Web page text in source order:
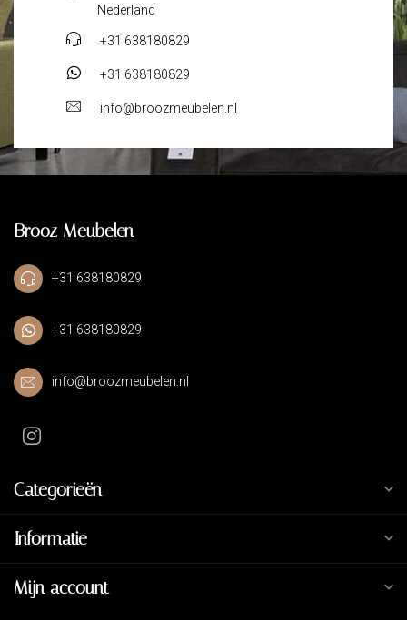
Nederland
+31 638180829
+31 638180829
info@broozmeubelen.nl
Brooz Meubelen
+31 638180829
+31 638180829
info@broozmeubelen.nl
Categorieën
Informatie
Mijn account